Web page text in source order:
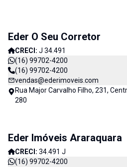
Eder O Seu Corretor
CRECI: J 34.491
(16) 99702-4200
(16) 99702-4200
vendas@ederimoveis.com
Rua Major Carvalho Filho, 231,
280
Eder Imóveis Araraquara
CRECI: 34.491 J
(16) 99702-4200